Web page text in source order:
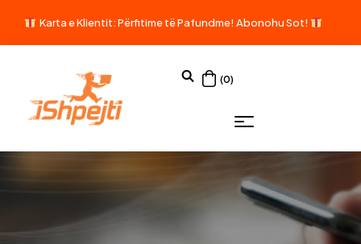
Karta e Klientit: Përfitime të Pafundme! Abonohu Sot!
(0)